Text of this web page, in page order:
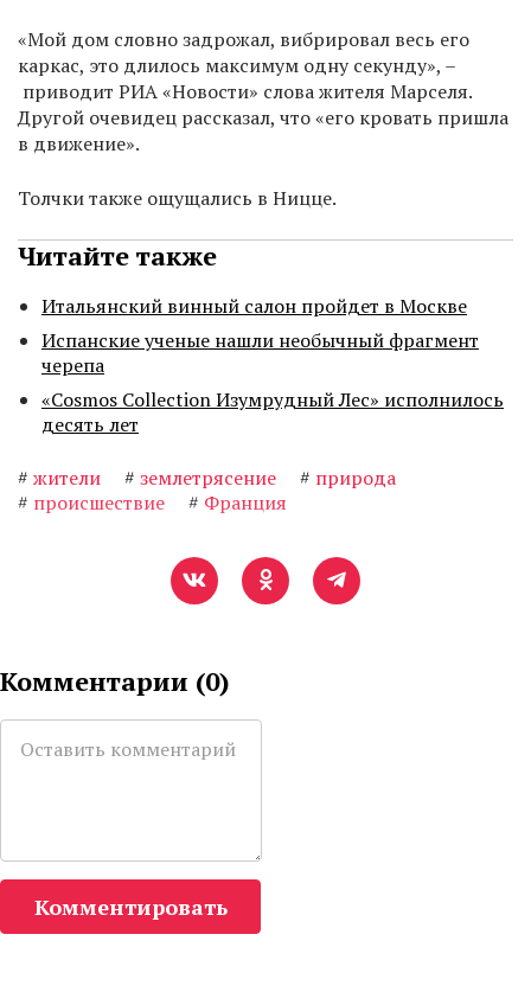
«Мой дом словно задрожал, вибрировал весь его
каркас, это длилось максимум одну секунду», –
приводит РИА «Новости» слова жителя Марселя.
Другой очевидец рассказал, что «его кровать пришла
в движение».
Толчки также ощущались в Ницце.
Читайте также
Итальянский винный салон пройдет в Москве
Испанские ученые нашли необычный фрагмент
черепа
«Cosmos Collection Изумрудный Лес» исполнилось
десять лет
# жители # землетрясение # природа
# происшествие # Франция
Комментарии (0)
Комментировать